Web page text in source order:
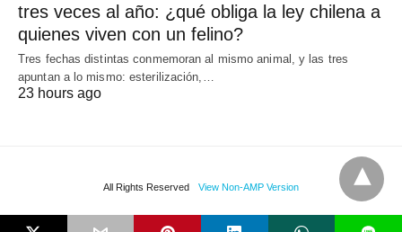
tres veces al año: ¿qué obliga la ley chilena a
quienes viven con un felino?
Tres fechas distintas conmemoran al mismo animal, y las tres
apuntan a lo mismo: esterilización,…
23 hours ago
All Rights Reserved View Non-AMP Version